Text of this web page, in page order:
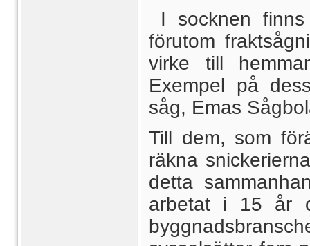
I socknen
förutom
virke till
Exempel på
såg, Emas
Till dem, som
räkna
detta
arbetat i 15 år